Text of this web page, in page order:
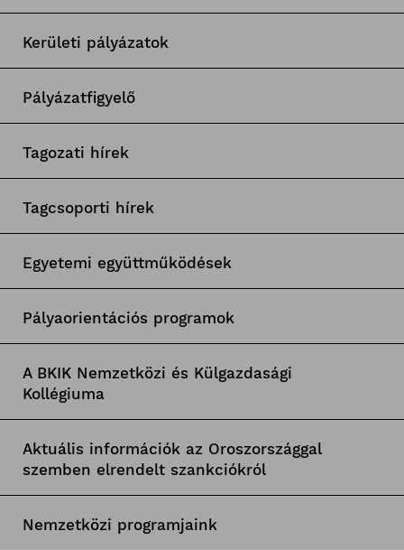
Kerületi pályázatok
Pályázatfigyelő
Tagozati hírek
Tagcsoporti hírek
Egyetemi együttműködések
Pályaorientációs programok
A BKIK Nemzetközi és Külgazdasági
Kollégiuma
Aktuális információk az Oroszországgal
szemben elrendelt szankciókról
Nemzetközi programjaink